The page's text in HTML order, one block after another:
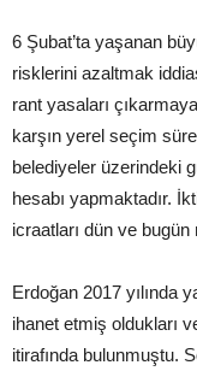
6 Şubat’ta yaşanan
risklerini azaltmak
rant yasaları
karşın yerel seçim
belediyeler üzerindeki
hesabı yapmaktadır.
icraatları dün ve bugün
Erdoğan 2017 yılında
ihanet etmiş oldukları
itirafında bulunmuştu.